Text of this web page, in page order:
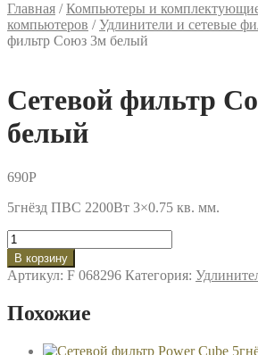
Главная /Компьютеры и
компьютеров /Удлинители и сетевые
фильтр Союз 3м белый
Сетевой фильтр
белый
690P
5гнёзд ПВС 2200Вт 3×0.75 кв. мм.
Количество
товара
Сетевой
фильтр
3м
В корзину
Артикул: F 068296 Категория:
Похожие